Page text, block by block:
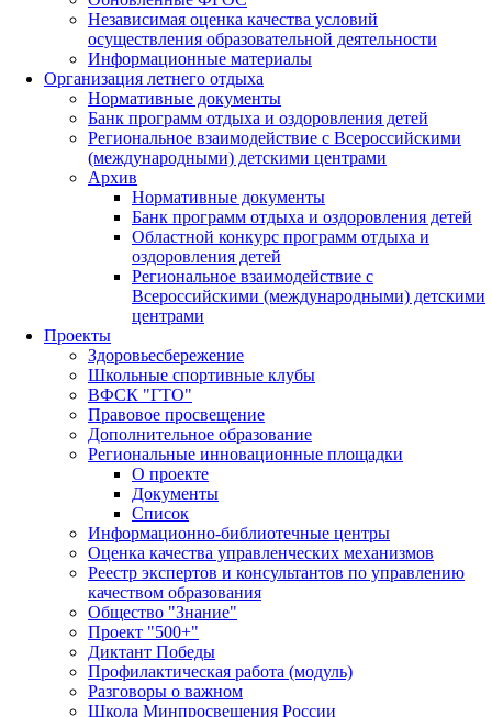
Независимая оценка качества условий
осуществления образовательной деятельности
Информационные материалы
Организация летнего отдыха
Нормативные документы
Банк программ отдыха и оздоровления детей
Региональное взаимодействие с Всероссийскими
(международными) детскими центрами
Архив
Нормативные документы
Банк программ отдыха и оздоровления детей
Областной конкурс программ отдыха и
оздоровления детей
Региональное взаимодействие с
Всероссийскими (международными) детскими
центрами
Проекты
Здоровьесбережение
Школьные спортивные клубы
ВФСК "ГТО"
Правовое просвещение
Дополнительное образование
Региональные инновационные площадки
О проекте
Документы
Список
Информационно-библиотечные центры
Оценка качества управленческих механизмов
Реестр экспертов и консультантов по управлению
качеством образования
Общество "Знание"
Проект "500+"
Диктант Победы
Профилактическая работа (модуль)
Разговоры о важном
Школа Минпросвещения России